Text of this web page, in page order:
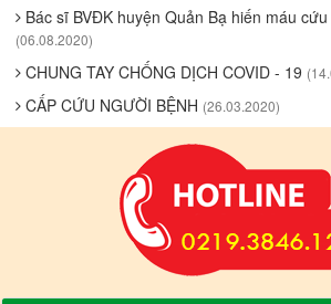
Bác sĩ BVĐK huyện Quản Bạ hiến máu
(06.08.2020)
CHUNG TAY CHỐNG DỊCH COVID - 19
CẤP CỨU NGƯỜI BỆNH (26.03.2020)